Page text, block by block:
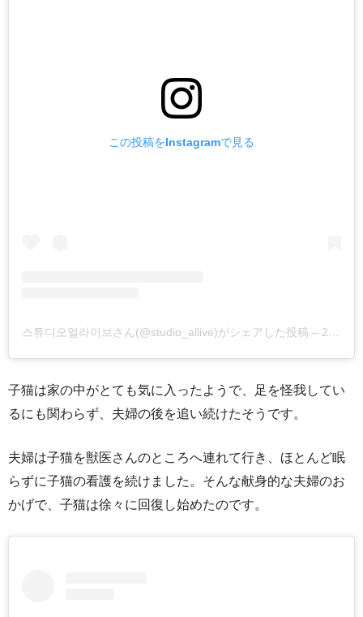
この投稿をInstagramで見る
스튜디오얼라이브さん(@studio_allive)がシェアした投稿 – 2017年 6月月20日午前2時17分PDT
子猫は家の中がとても気に入ったようで、足を怪我してい
るにも関わらず、夫婦の後を追い続けたそうです。
夫婦は子猫を獣医さんのところへ連れて行き、ほとんど眠
らずに子猫の看護を続けました。そんな献身的な夫婦のお
かげで、子猫は徐々に回復し始めたのです。